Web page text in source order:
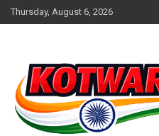
Skip
to
Thursday, August 6, 2026